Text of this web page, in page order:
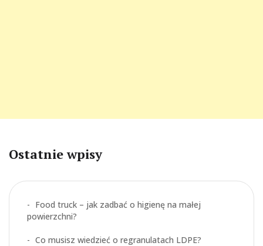
Ostatnie wpisy
Food truck – jak zadbać o higienę na małej
powierzchni?
Co musisz wiedzieć o regranulatach LDPE?